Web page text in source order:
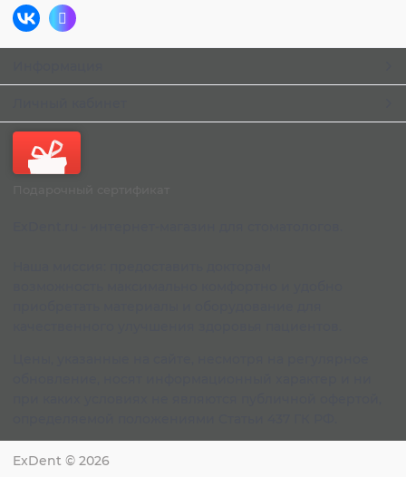
ExDent © 2026